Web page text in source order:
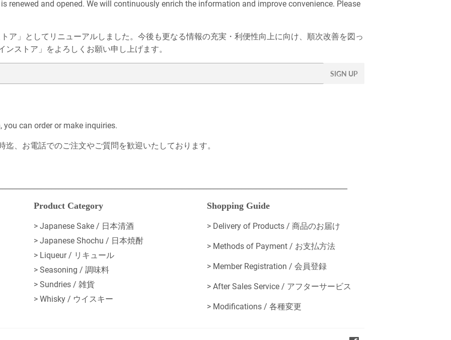
renewed and opened. We will continuously enrich the information and improve convenience. Please
ア」としてリニューアルしました。今後も更なる情報の充実・利便性向上に向け、順次改善を図っ
ストア」をよろしくお願い申し上げます。
SIGN UP
can order or make inquiries.
迄、お電話でのご注文やご質問を歓迎いたしております。
Product Category
> Japanese Sake / 日本清酒
> Japanese Shochu / 日本焼酎
> Liqueur / リキュール
> Seasoning / 調味料
> Sundries / 雑貨
> Whisky / ウイスキー
Shopping Guide
> Delivery of Products / 商品のお届け
> Methods of Payment / お支払方法
> Member Registration / 会員登録
> After Sales Service / アフターサービス
> Modifications / 各種変更